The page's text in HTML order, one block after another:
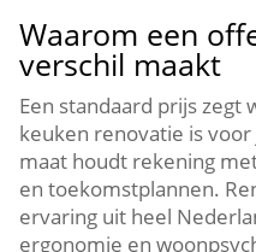
Waarom een
verschil maakt
Een standaard prijs zegt
keuken renovatie is
maat houdt rekening
en toekomstplannen.​
ervaring uit heel
ergonomie en